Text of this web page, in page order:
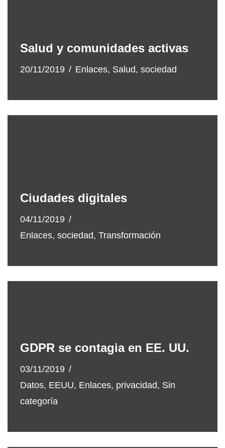
Salud y comunidades activas
20/11/2019 Enlaces, Salud, sociedad
Ciudades digitales
04/11/2019
Enlaces, sociedad, Transformación
GDPR se contagia en EE. UU.
03/11/2019
Datos, EEUU, Enlaces, privacidad, Sin
categoría